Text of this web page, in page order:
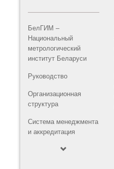
БелГИМ –
Национальный
метрологический
институт Беларуси
Руководство
Организационная
структура
Система менеджмента
и аккредитация